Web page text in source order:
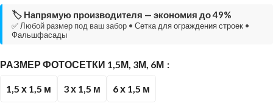
🏷️ Напрямую производителя — экономия до 49%
✅ Любой размер под ваш забор • Сетка для ограждения строек •
Фальшфасады
РАЗМЕР ФОТОСЕТКИ 1,5М, 3М, 6М
1,5 х 1,5 м 3 х 1,5 м 6 х 1,5 м